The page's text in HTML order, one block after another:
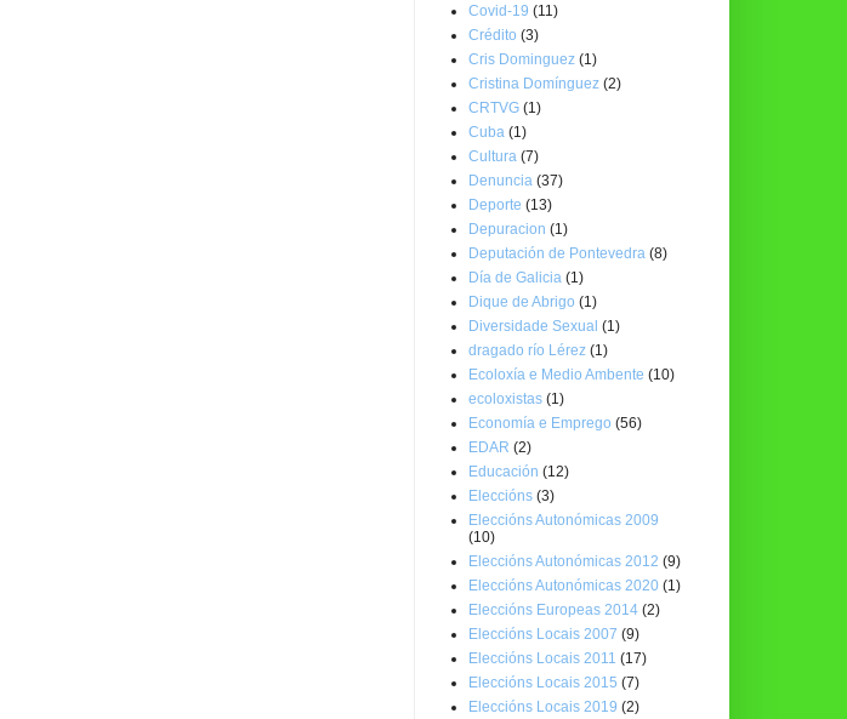
Covid-19 (11)
Crédito (3)
Cris Dominguez (1)
Cristina Domínguez (2)
CRTVG (1)
Cuba (1)
Cultura (7)
Denuncia (37)
Deporte (13)
Depuracion (1)
Deputación de Pontevedra (8)
Día de Galicia (1)
Dique de Abrigo (1)
Diversidade Sexual (1)
dragado río Lérez (1)
Ecoloxía e Medio Ambente (10)
ecoloxistas (1)
Economía e Emprego (56)
EDAR (2)
Educación (12)
Eleccións (3)
Eleccións Autonómicas 2009
(10)
Eleccións Autonómicas 2012 (9)
Eleccións Autonómicas 2020 (1)
Eleccións Europeas 2014 (2)
Eleccións Locais 2007 (9)
Eleccións Locais 2011 (17)
Eleccións Locais 2015 (7)
Eleccións Locais 2019 (2)